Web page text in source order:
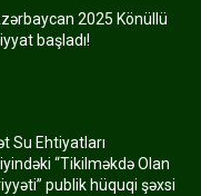
2025 Könüllü
başladı!
Su Ehtiyatları
“Tikilməkdə Olan
publik hüquqi şəxsi